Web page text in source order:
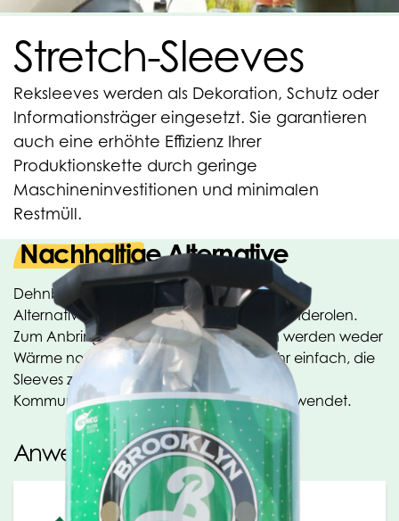
Stretch-Sleeves
Reksleeves werden als Dekoration, Schutz oder
Informationsträger eingesetzt. Sie garantieren
auch eine erhöhte Effizienz Ihrer
Produktionskette durch geringe
Maschineninvestitionen und minimalen
Restmüll.
Nachhaltige Alternative
Dehnbare Banderolen sind die nachhaltige
Alternative zu Etiketten oder Schrumpfbanderolen.
Zum Anbringen dehnbarer Banderolen werden weder
Wärme noch Klebstoff benötigt. Es ist sehr einfach, die
Sleeves zu entfernen. Sleeves werden als
Kommunikations- und Marketingmittel verwendet.
Anwendungen